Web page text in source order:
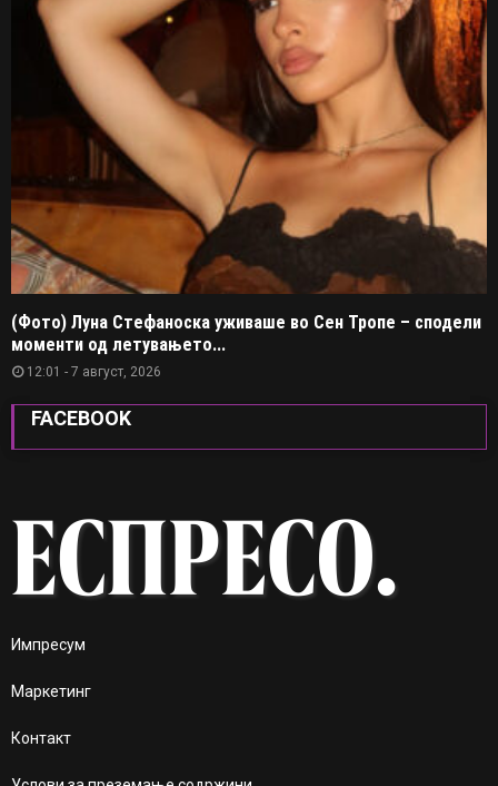
(Фото) Луна Стефаноска уживаше во Сен Тропе – сподели
моменти од летувањето...
12:01 - 7 август, 2026
FACEBOOK
Импресум
Маркетинг
Контакт